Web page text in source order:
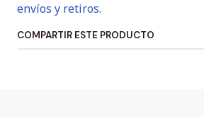
envíos y retiros.
COMPARTIR ESTE PRODUCTO